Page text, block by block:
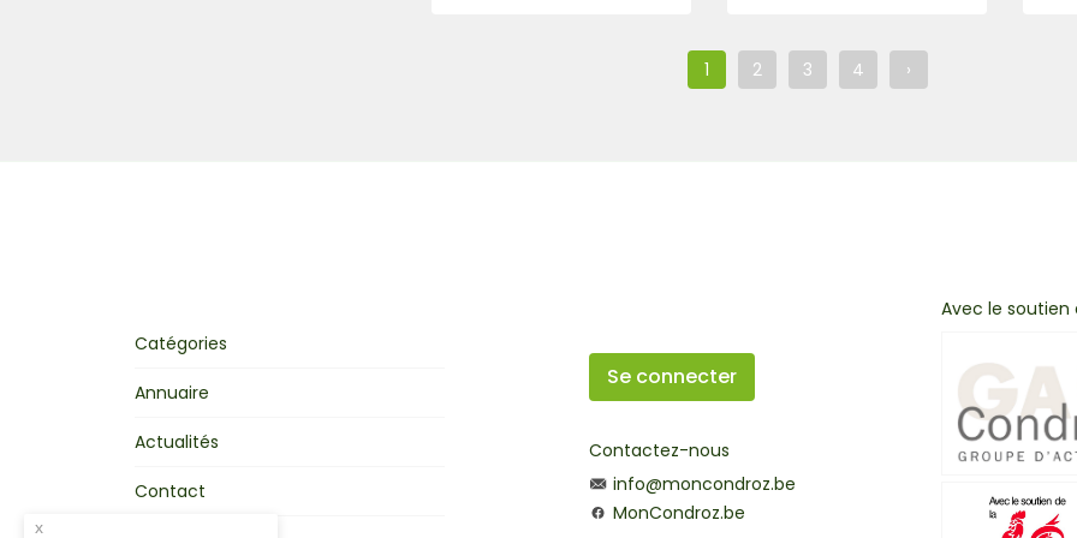
1 2 3 4 ›
Catégories
Annuaire
Actualités
Contact
Se connecter
Contactez-nous
info@moncondroz.be
MonCondroz.be
Avec le soutien
x